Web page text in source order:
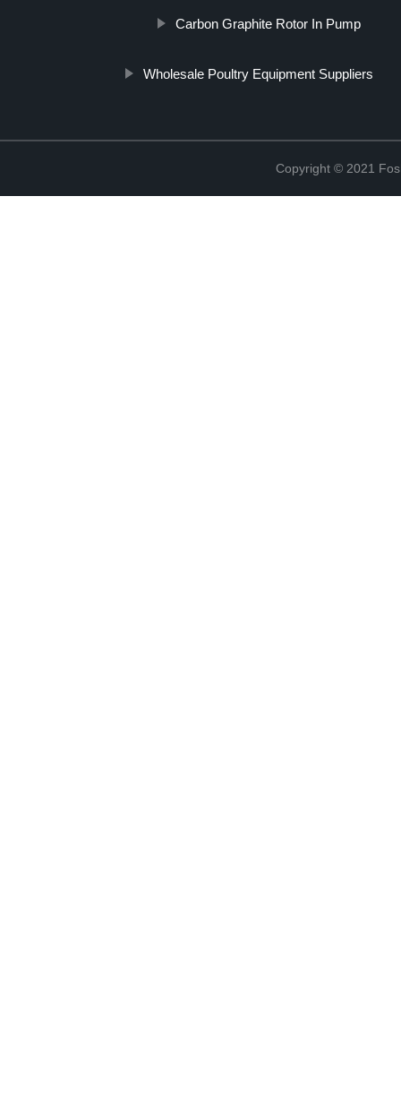
Carbon Graphite Rotor In Pump
Wholesale Poultry Equipment Suppliers
Copyright © 2021